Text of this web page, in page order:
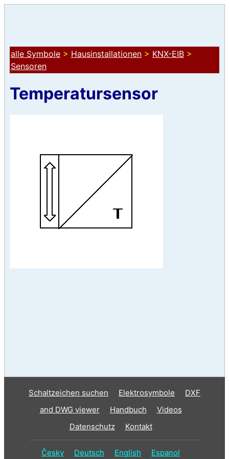
alle Symbole > Hausinstallationen > KNX-EIB >
Sensoren
Temperatursensor
Schaltzeichen suchen Elektrosymbole
DXF
and DWG viewer
Handbuch
Videos
Datenschutz
Kontakt
Česky Deutsch English Espanol